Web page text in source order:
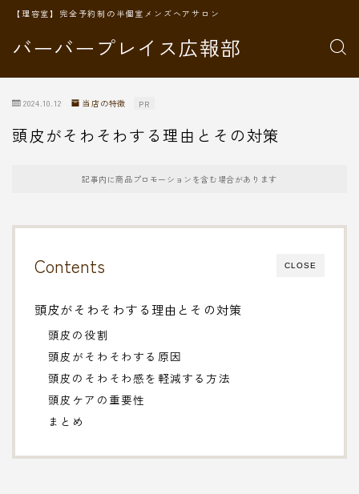
バーバープレイス広報部
【理容室】完全予約制の半個室メンズヘアサロン
2024.10.12 当店の特徴 PR
頭皮がそわそわする理由とその対策
記事内に商品プロモーションを含む場合があります
CLOSE
Contents
頭皮がそわそわする理由とその対策
頭皮の役割
頭皮がそわそわする原因
頭皮のそわそわ感を軽減する方法
頭皮ケアの重要性
まとめ